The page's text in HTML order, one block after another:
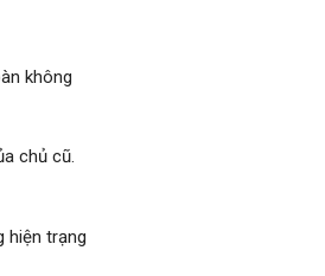
không
chủ cũ.
hiện trạng